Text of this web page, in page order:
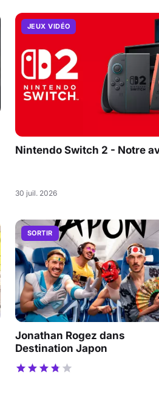
JEUX VIDÉO
Nintendo Switch 2 - Notre
30 juil. 2026
SORTIR
Jonathan Rogez dans
Destination Japon